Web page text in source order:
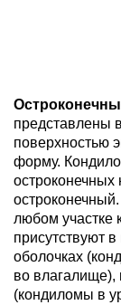
представлены
поверхностью
форму.
остроконечных
любом участке
присутствуют
оболочках
во влагалище),
(кондиломы в